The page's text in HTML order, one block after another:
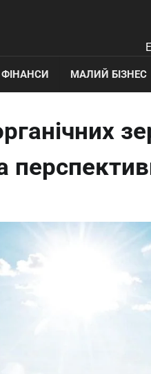
ФІНАНСИ МАЛИЙ БІЗНЕС